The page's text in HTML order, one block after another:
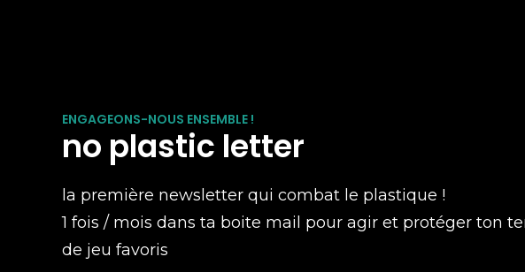
ENGAGEONS-NOUS ENSEMBLE !
no plastic letter
la première newsletter qui combat le plastique !
1 fois / mois dans ta boite mail pour agir et protéger ton
de jeu favoris